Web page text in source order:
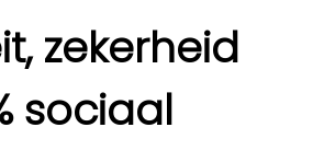
zekerheid
sociaal